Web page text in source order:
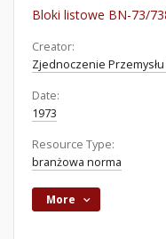
Bloki listowe BN-73/
Creator:
Zjednoczenie
Date:
1973
Resource Type:
branżowa norma
More